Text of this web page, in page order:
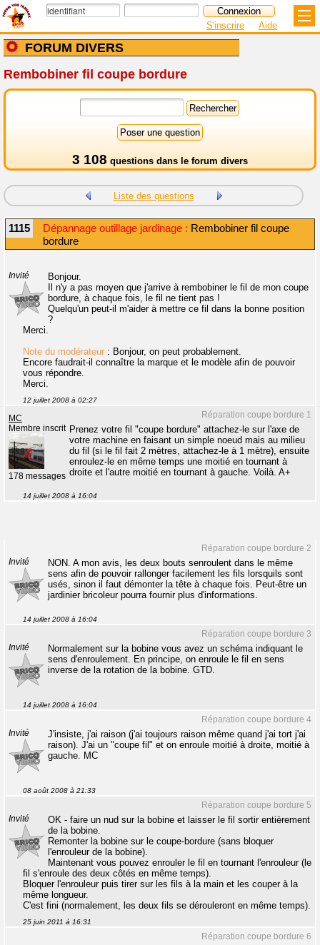
FORUM DIVERS
S'inscrire Aide
Rembobiner fil coupe bordure
3 108 questions dans le forum divers
Liste des questions
1115 Dépannage outillage jardinage : Rembobiner fil coupe
bordure
Invité
Bonjour.
Il n'y a pas moyen que j'arrive à rembobiner le fil de mon coupe
bordure, à chaque fois, le fil ne tient pas !
Quelqu'un peut-il m'aider à mettre ce fil dans la bonne position
?
Merci.
Note du modérateur : Bonjour, on peut probablement.
Encore faudrait-il connaître la marque et le modèle afin de pouvoir
vous répondre.
Merci.
12 juillet 2008 à 02:27
Réparation coupe bordure 1
MC
Membre inscrit
178 messages
Prenez votre fil "coupe bordure" attachez-le sur l'axe de
votre machine en faisant un simple noeud mais au milieu
du fil (si le fil fait 2 mètres, attachez-le à 1 mètre), ensuite
enroulez-le en même temps une moitié en tournant à
droite et l'autre moitié en tournant à gauche. Voilà. A+
14 juillet 2008 à 16:04
Réparation coupe bordure 2
Invité
NON. A mon avis, les deux bouts senroulent dans le même
sens afin de pouvoir rallonger facilement les fils lorsquils sont
usés, sinon il faut démonter la tête à chaque fois. Peut-être un
jardinier bricoleur pourra fournir plus d'informations.
14 juillet 2008 à 16:04
Réparation coupe bordure 3
Invité
Normalement sur la bobine vous avez un schéma indiquant le
sens d'enroulement. En principe, on enroule le fil en sens
inverse de la rotation de la bobine. GTD.
14 juillet 2008 à 16:04
Réparation coupe bordure 4
Invité
J'insiste, j'ai raison (j'ai toujours raison même quand j'ai tort j'ai
raison). J'ai un "coupe fil" et on enroule moitié à droite, moitié à
gauche. MC
08 août 2008 à 21:33
Réparation coupe bordure 5
Invité
OK - faire un nud sur la bobine et laisser le fil sortir entièrement
de la bobine.
Remonter la bobine sur le coupe-bordure (sans bloquer
l'enrouleur de la bobine).
Maintenant vous pouvez enrouler le fil en tournant l'enrouleur (le
fil s'enroule des deux côtés en même temps).
Bloquer l'enrouleur puis tirer sur les fils à la main et les couper à la
même longueur.
C'est fini (normalement, les deux fils se dérouleront en même temps).
25 juin 2011 à 16:31
Réparation coupe bordure 6